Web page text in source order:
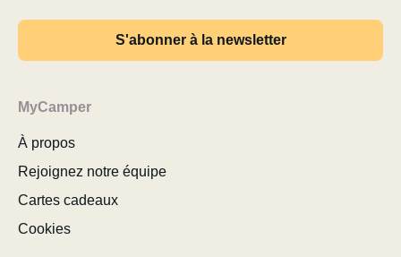
S'abonner à la newsletter
MyCamper
À propos
Rejoignez notre équipe
Cartes cadeaux
Cookies